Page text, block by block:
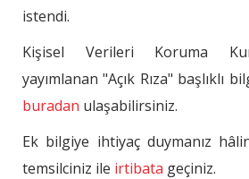
istendi.
Kişisel Verileri Koruma
yayımlanan "Açık Rıza" başlıklı
buradan ulaşabilirsiniz.
Ek bilgiye ihtiyaç duymanız
temsilciniz ile irtibata geçiniz.